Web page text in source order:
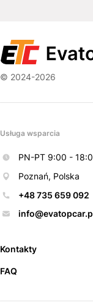
© 2024-2026
Usługa wsparcia
PN-PT 9:00 -
Poznań, Polska
+48 735 659 092
Kontakty
FAQ